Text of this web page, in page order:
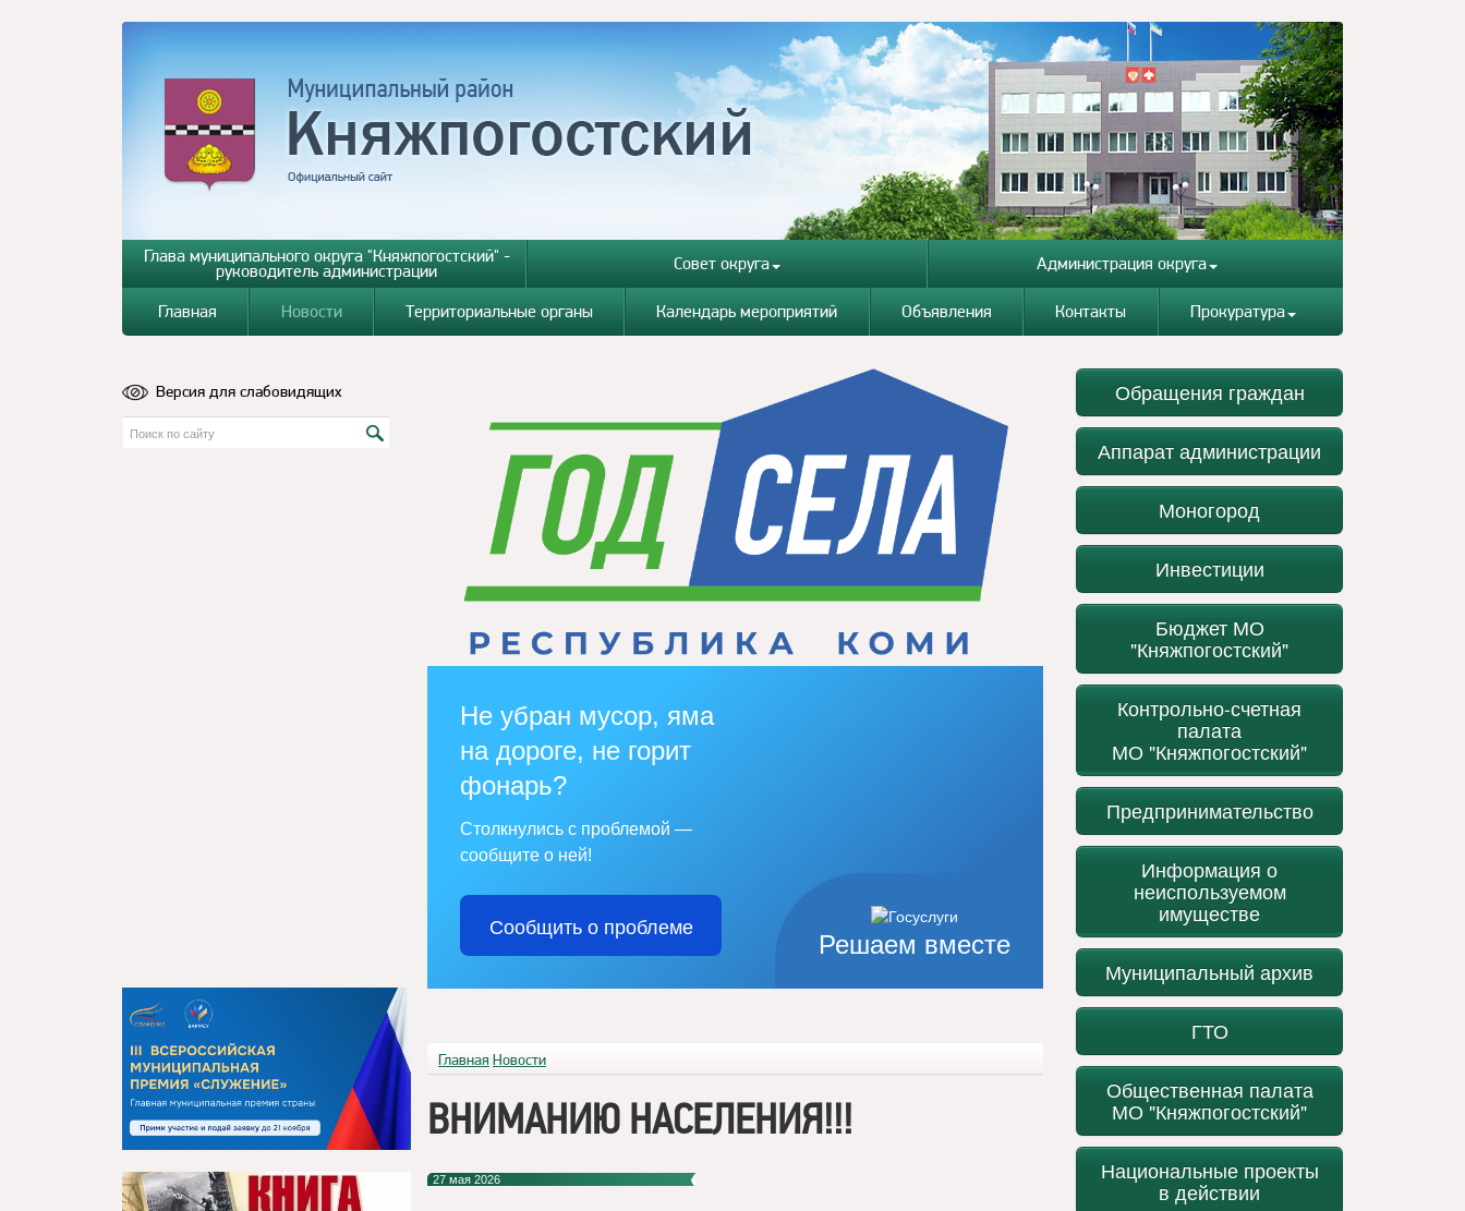
Глава муниципального округа "Княжпогостский" -
руководитель администрации Совет округа Администрация округа
Главная Новости Территориальные органы Календарь мероприятий Объявления Контакты Прокуратура
Версия для слабовидящих
Решаем вместе
Не убран мусор, яма
на дороге, не горит
фонарь?
Столкнулись с проблемой —
сообщите о ней!
Сообщить о проблеме
Главная Новости
ВНИМАНИЮ НАСЕЛЕНИЯ!!!
27 мая 2026
Обращения граждан
Аппарат администрации
Моногород
Инвестиции
Бюджет МО
"Княжпогостский"
Контрольно-счетная
палата
МО "Княжпогостский"
Предпринимательство
Информация о
неиспользуемом
имуществе
Муниципальный архив
ГТО
Общественная палата
МО "Княжпогостский"
Национальные проекты
в действии